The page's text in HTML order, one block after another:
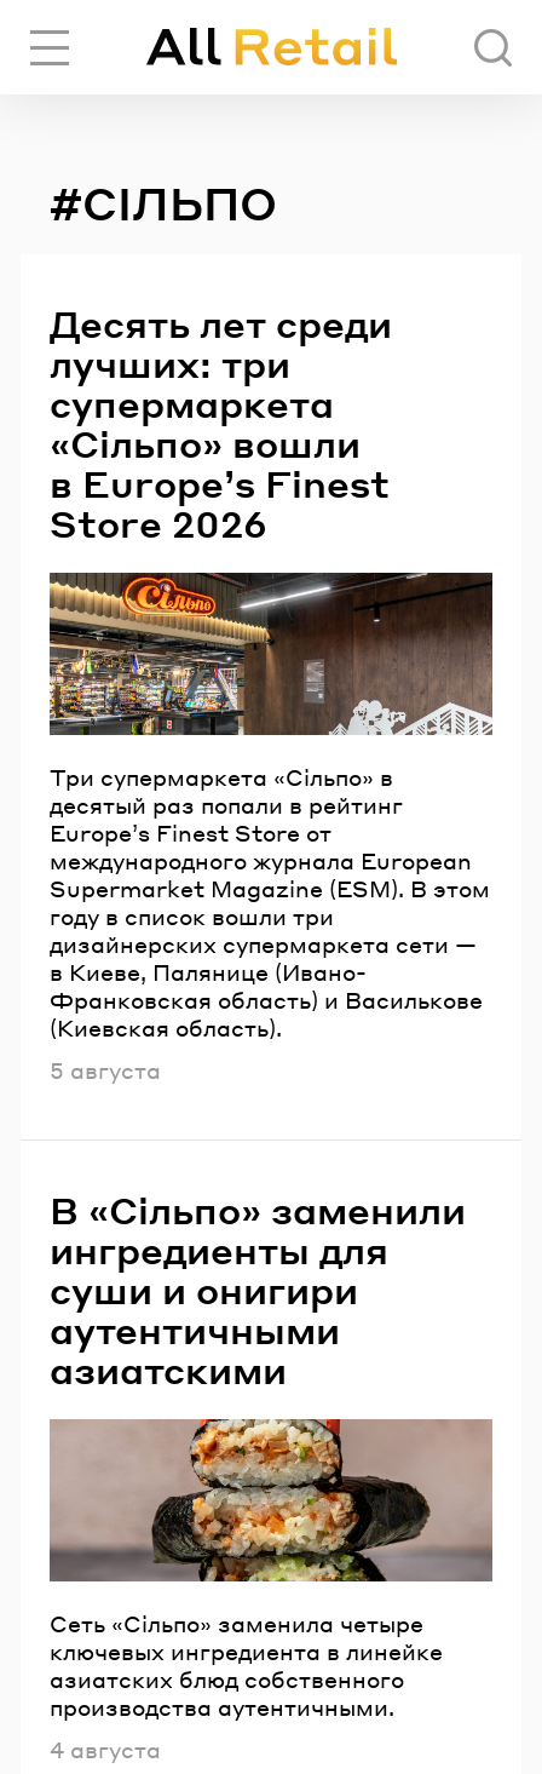
#СІЛЬПО
Десять лет среди
лучших: три
супермаркета
«Сільпо» вошли
в Europeʼs Finest
Store 2026
Три супермаркета «Сільпо» в
десятый раз попали в рейтинг
Europeʼs Finest Store от
международного журнала European
Supermarket Magazine (ESM). В этом
году в список вошли три
дизайнерских супермаркета сети —
в Киеве, Палянице (Ивано-
Франковская область) и Василькове
(Киевская область).
Опубликовано
5 августа
В «Сільпо» заменили
ингредиенты для
суши и онигири
аутентичными
азиатскими
Сеть «Сільпо» заменила четыре
ключевых ингредиента в линейке
азиатских блюд собственного
производства аутентичными.
Опубликовано
4 августа
ЧЕРЕЗ СОЦИАЛЬНЫЕ СЕТИ
GOOGLE
ИЛИ
Email
Пароль
Забыли пароль?
ВОЙТИ